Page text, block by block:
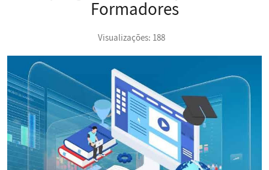
Formadores
Visualizações: 188